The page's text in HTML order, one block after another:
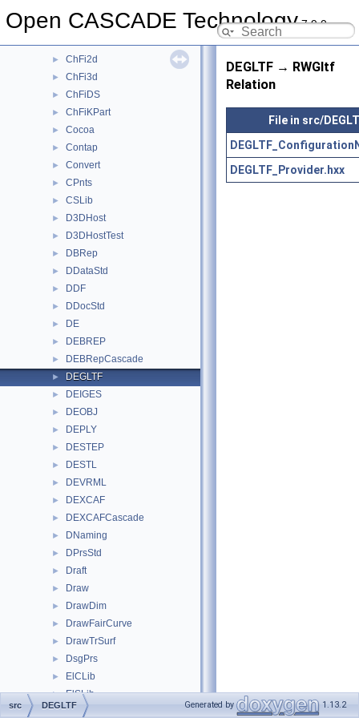
Open CASCADE Technology7.9.0
CDF
► ChFi2d
► ChFi3d
► ChFiDS
► ChFiKPart
► Cocoa
► Contap
► Convert
► CPnts
► CSLib
► D3DHost
► D3DHostTest
► DBRep
► DDataStd
► DDF
► DDocStd
► DE
► DEBREP
► DEBRepCascade
► DEGLTF
► DEIGES
► DEOBJ
► DEPLY
► DESTEP
► DESTL
► DEVRML
► DEXCAF
► DEXCAFCascade
► DNaming
► DPrsStd
► Draft
► Draw
► DrawDim
► DrawFairCurve
► DrawTrSurf
► DsgPrs
► ElCLib
► ElSLib
► Extrema
DEGLTF → RWGltf
Relation
File in src/
DEGLTF_Provider.hxx
src DEGLTF Generated by 1.13.2